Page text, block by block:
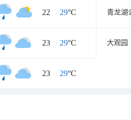
22 / 29°C 青龙湖
23 / 29°C 大观园
23 / 29°C